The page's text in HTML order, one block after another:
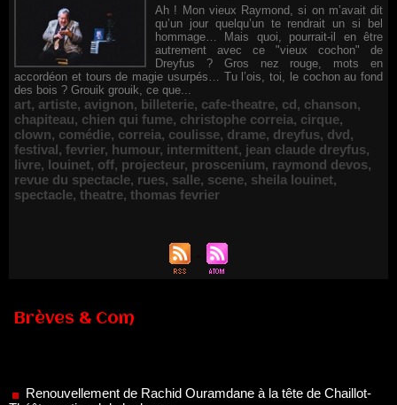
Ah ! Mon vieux Raymond, si on m’avait dit
qu’un jour quelqu’un te rendrait un si bel
hommage… Mais quoi, pourrait-il en être
autrement avec ce "vieux cochon" de
Dreyfus ? Gros nez rouge, mots en
accordéon et tours de magie usurpés… Tu l’ois, toi, le cochon au fond
des bois ? Grouik grouik, ce que...
art, artiste, avignon, billeterie, cafe-theatre, cd, chanson,
chapiteau, chien qui fume, christophe correia, cirque,
clown, comédie, correia, coulisse, drame, dreyfus, dvd,
festival, fevrier, humour, intermittent, jean claude dreyfus,
livre, louinet, off, projecteur, proscenium, raymond devos,
revue du spectacle, rues, salle, scene, sheila louinet,
spectacle, theatre, thomas fevrier
Brèves & Com
05/08/2026